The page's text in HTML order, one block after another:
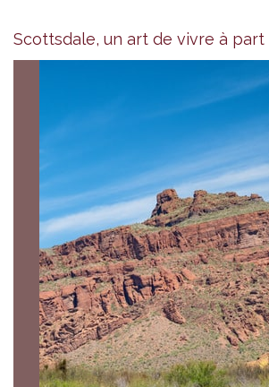
Scottsdale, un art de vivre à